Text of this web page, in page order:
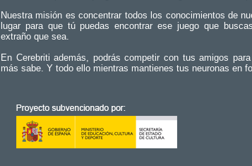
Nuestra misión es concentrar todos los conocimientos de
lugar para que tú puedas encontrar ese juego que
extraño que sea.
En Cerebriti además, podrás competir con tus amigos
más sabe. Y todo ello mientras mantienes tus neuronas en